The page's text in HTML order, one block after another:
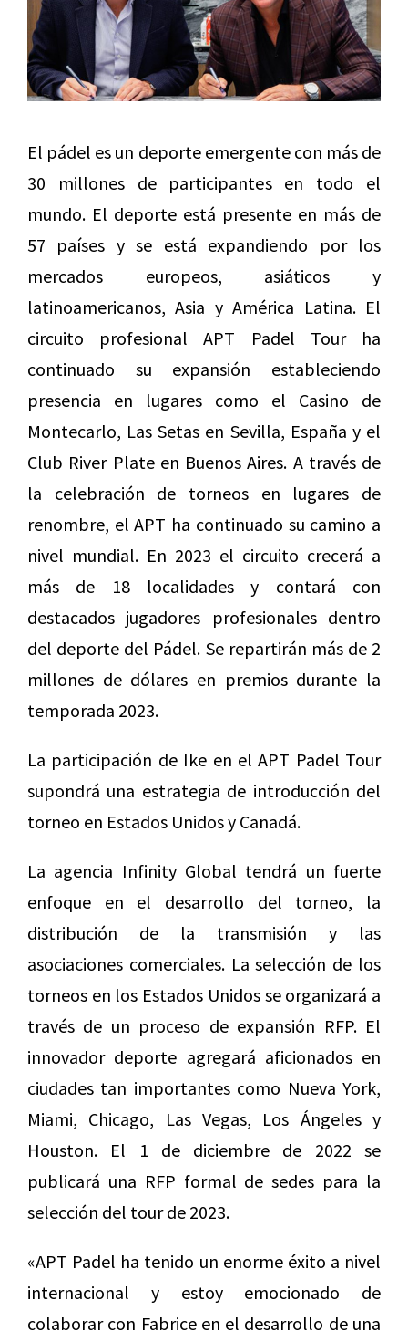
El pádel es un deporte emergente con más de
30 millones de participantes en todo el
mundo. El deporte está presente en más de
57 países y se está expandiendo por los
mercados europeos, asiáticos y
latinoamericanos, Asia y América Latina. El
circuito profesional APT Padel Tour ha
continuado su expansión estableciendo
presencia en lugares como el Casino de
Montecarlo, Las Setas en Sevilla, España y el
Club River Plate en Buenos Aires. A través de
la celebración de torneos en lugares de
renombre, el APT ha continuado su camino a
nivel mundial. En 2023 el circuito crecerá a
más de 18 localidades y contará con
destacados jugadores profesionales dentro
del deporte del Pádel. Se repartirán más de 2
millones de dólares en premios durante la
temporada 2023.
La participación de Ike en el APT Padel Tour
supondrá una estrategia de introducción del
torneo en Estados Unidos y Canadá.
La agencia Infinity Global tendrá un fuerte
enfoque en el desarrollo del torneo, la
distribución de la transmisión y las
asociaciones comerciales. La selección de los
torneos en los Estados Unidos se organizará a
través de un proceso de expansión RFP. El
innovador deporte agregará aficionados en
ciudades tan importantes como Nueva York,
Miami, Chicago, Las Vegas, Los Ángeles y
Houston. El 1 de diciembre de 2022 se
publicará una RFP formal de sedes para la
selección del tour de 2023.
«APT Padel ha tenido un enorme éxito a nivel
internacional y estoy emocionado de
colaborar con Fabrice en el desarrollo de una